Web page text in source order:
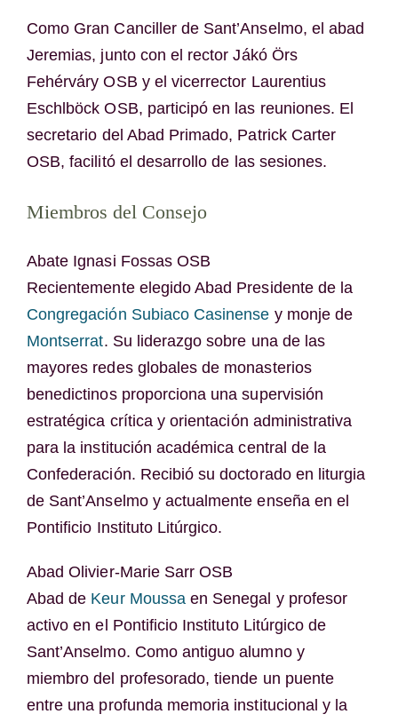
Como Gran Canciller de Sant’Anselmo, el abad
Jeremias, junto con el rector Jákó Örs
Fehérváry OSB y el vicerrector Laurentius
Eschlböck OSB, participó en las reuniones. El
secretario del Abad Primado, Patrick Carter
OSB, facilitó el desarrollo de las sesiones.
Miembros del Consejo
Abate Ignasi Fossas OSB
Recientemente elegido Abad Presidente de la
Congregación Subiaco Casinense y monje de
Montserrat. Su liderazgo sobre una de las
mayores redes globales de monasterios
benedictinos proporciona una supervisión
estratégica crítica y orientación administrativa
para la institución académica central de la
Confederación. Recibió su doctorado en liturgia
de Sant’Anselmo y actualmente enseña en el
Pontificio Instituto Litúrgico.
Abad Olivier-Marie Sarr OSB
Abad de Keur Moussaen Senegal y profesor
activo en el Pontificio Instituto Litúrgico de
Sant’Anselmo. Como antiguo alumno y
miembro del profesorado, tiende un puente
entre una profunda memoria institucional y la